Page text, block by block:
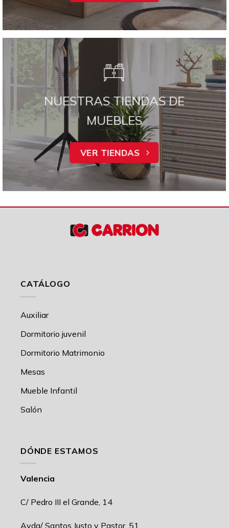
NUESTRAS TIENDAS DE
MUEBLES
VER TIENDAS
CATÁLOGO
Auxiliar
Dormitorio juvenil
Dormitorio Matrimonio
Mesas
Mueble Infantil
Salón
DÓNDE ESTAMOS
Valencia
C/ Pedro III el Grande, 14
Avda/ Santos Justo y Pastor, 51